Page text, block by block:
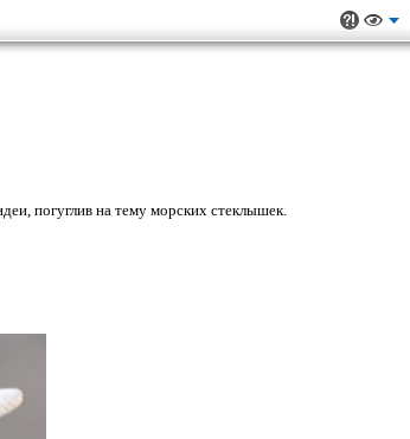
погуглив на тему морских стеклышек.